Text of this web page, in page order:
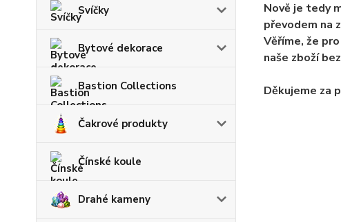
Svíčky
Bytové dekorace
Bastion Collections
Čakrové produkty
Čínské koule
Drahé kameny
Nově je tedy
převodem na
Věříme, že
naše zboží
Děkujeme za